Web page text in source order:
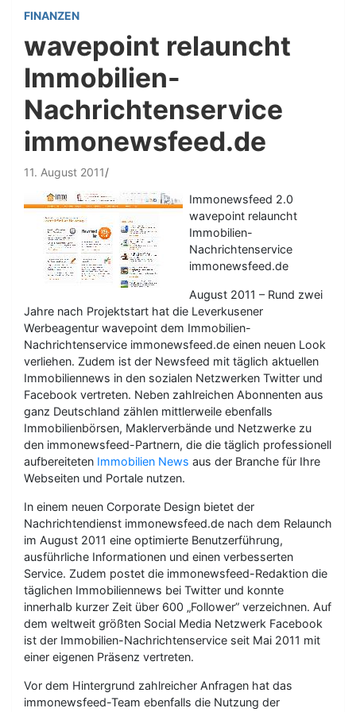
FINANZEN
wavepoint relauncht
Immobilien-
Nachrichtenservice
immonewsfeed.de
11. August 2011
Immonewsfeed 2.0
wavepoint relauncht
Immobilien-
Nachrichtenservice
immonewsfeed.de
August 2011 – Rund zwei
Jahre nach Projektstart hat die Leverkusener
Werbeagentur wavepoint dem Immobilien-
Nachrichtenservice immonewsfeed.de einen neuen Look
verliehen. Zudem ist der Newsfeed mit täglich aktuellen
Immobiliennews in den sozialen Netzwerken Twitter und
Facebook vertreten. Neben zahlreichen Abonnenten aus
ganz Deutschland zählen mittlerweile ebenfalls
Immobilienbörsen, Maklerverbände und Netzwerke zu
den immonewsfeed-Partnern, die die täglich professionell
aufbereiteten Immobilien News aus der Branche für Ihre
Webseiten und Portale nutzen.
In einem neuen Corporate Design bietet der
Nachrichtendienst immonewsfeed.de nach dem Relaunch
im August 2011 eine optimierte Benutzerführung,
ausführliche Informationen und einen verbesserten
Service. Zudem postet die immonewsfeed-Redaktion die
täglichen Immobiliennews bei Twitter und konnte
innerhalb kurzer Zeit über 600 „Follower” verzeichnen. Auf
dem weltweit größten Social Media Netzwerk Facebook
ist der Immobilien-Nachrichtenservice seit Mai 2011 mit
einer eigenen Präsenz vertreten.
Vor dem Hintergrund zahlreicher Anfragen hat das
immonewsfeed-Team ebenfalls die Nutzung der